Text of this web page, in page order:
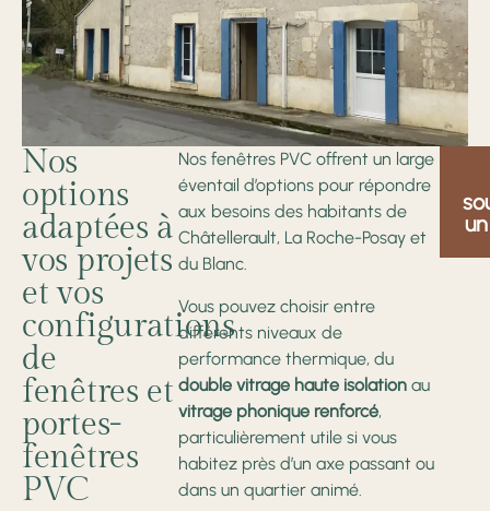
Nos
options
adaptées à
vos projets
et vos
configurations
de
fenêtres et
portes-
fenêtres
PVC
Nos fenêtres PVC offrent un large
éventail d’options pour répondre
aux besoins des habitants de
Châtellerault, La Roche-Posay et
du Blanc.
Vous pouvez choisir entre
différents niveaux de
performance thermique, du
double vitrage haute isolation au
vitrage phonique renforcé,
particulièrement utile si vous
habitez près d’un axe passant ou
dans un quartier animé.